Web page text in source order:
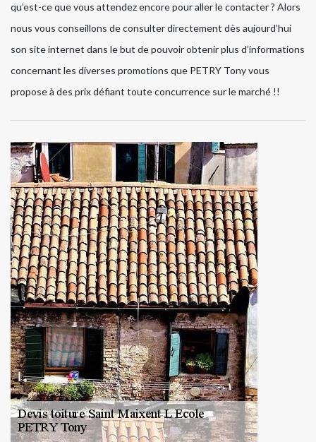
qu’est-ce que vous attendez encore pour aller le contacter ? Alors
nous vous conseillons de consulter directement dès aujourd’hui
son site internet dans le but de pouvoir obtenir plus d’informations
concernant les diverses promotions que PETRY Tony vous
propose à des prix défiant toute concurrence sur le marché !!